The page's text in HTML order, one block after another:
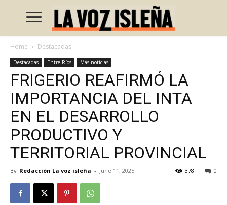
Home Destacadas
Destacadas Entre Ríos Más noticias
FRIGERIO REAFIRMÓ LA
IMPORTANCIA DEL INTA
EN EL DESARROLLO
PRODUCTIVO Y
TERRITORIAL PROVINCIAL
By Redacción La voz isleña - June 11, 2025 0
378